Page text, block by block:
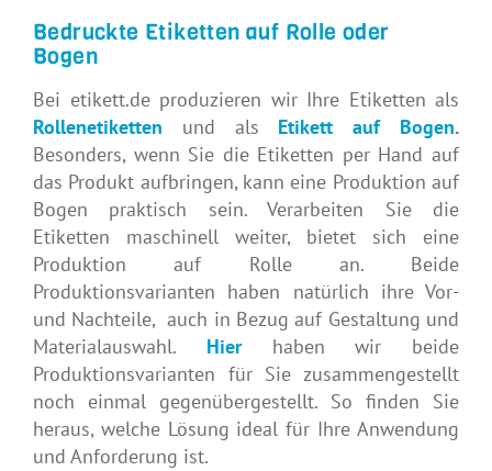
Bedruckte Etiketten auf Rolle oder
Bogen
Bei etikett.de produzieren wir Ihre Etiketten als
Rollenetiketten und als Etikett auf Bogen.
Besonders, wenn Sie die Etiketten per Hand auf
das Produkt aufbringen, kann eine Produktion auf
Bogen praktisch sein. Verarbeiten Sie die
Etiketten maschinell weiter, bietet sich eine
Produktion auf Rolle an. Beide
Produktionsvarianten haben natürlich ihre Vor-
und Nachteile, auch in Bezug auf Gestaltung und
Materialauswahl. Hierhaben wir beide
Produktionsvarianten für Sie zusammengestellt
noch einmal gegenübergestellt. So finden Sie
heraus, welche Lösung ideal für Ihre Anwendung
und Anforderung ist.